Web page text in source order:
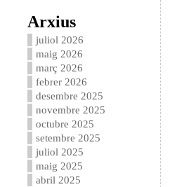
Arxius
juliol 2026
maig 2026
març 2026
febrer 2026
desembre 2025
novembre 2025
octubre 2025
setembre 2025
juliol 2025
maig 2025
abril 2025